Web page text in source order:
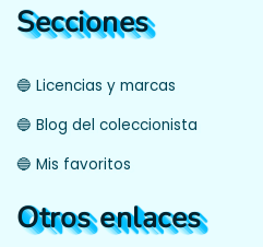
Secciones
🔵 Licencias y marcas
🔵 Blog del coleccionista
🔵 Mis favoritos
Otros enlaces